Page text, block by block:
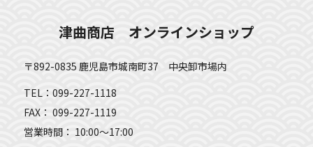
津曲商店 オンラインショップ
〒892-0835 鹿児島市城南町37 中央卸市場内
TEL：099-227-1118
FAX： 099-227-1119
営業時間： 10:00～17:00